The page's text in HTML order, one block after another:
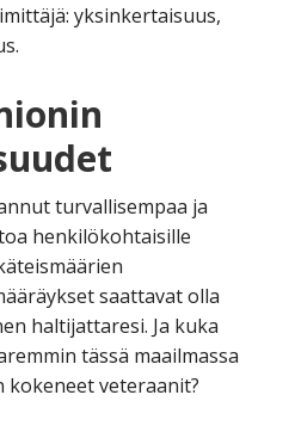
yksinkertaisuus,
turvallisempaa ja
henkilökohtaisille
saattavat olla
haltijattaresi. Ja kuka
tässä maailmassa
veteraanit?